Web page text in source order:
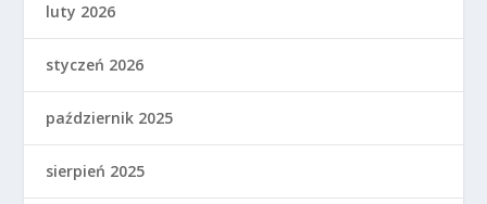
luty 2026
styczeń 2026
październik 2025
sierpień 2025